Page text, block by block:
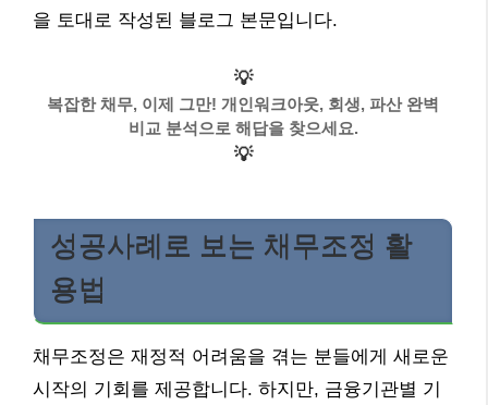
을 토대로 작성된 블로그 본문입니다.
💡
복잡한 채무, 이제 그만! 개인워크아웃, 회생, 파산 완벽
비교 분석으로 해답을 찾으세요.
💡
성공사례로 보는 채무조정 활
용법
채무조정은 재정적 어려움을 겪는 분들에게 새로운
시작의 기회를 제공합니다. 하지만, 금융기관별 기